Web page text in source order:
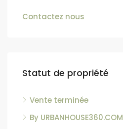
Contactez nous
Statut de propriété
Vente terminée
By URBANHOUSE360.COM